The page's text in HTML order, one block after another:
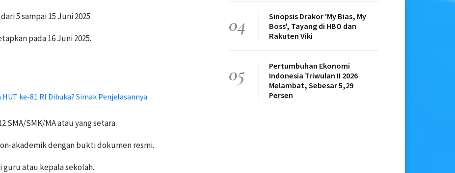
5 sampai 15 Juni 2025.
pada 16 Juni 2025.
ke-81 RI Dibuka? Simak Penjelasannya
SMA/SMK/MA atau yang setara.
akademik dengan bukti dokumen resmi.
atau kepala sekolah.
04
Sinopsis Drakor 'My Bias, My
Boss', Tayang di HBO dan
Rakuten Viki
05
Pertumbuhan Ekonomi
Indonesia Triwulan II 2026
Melambat, Sebesar 5,29
Persen